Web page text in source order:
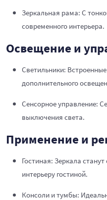
Зеркальная рама: С
современного интерьера.
Освещение и
Светильники:
дополнительного
Сенсорное управление:
выключения света.
Применение и
Гостиная: Зеркала
интерьеру гостиной.
Консоли и тумбы: